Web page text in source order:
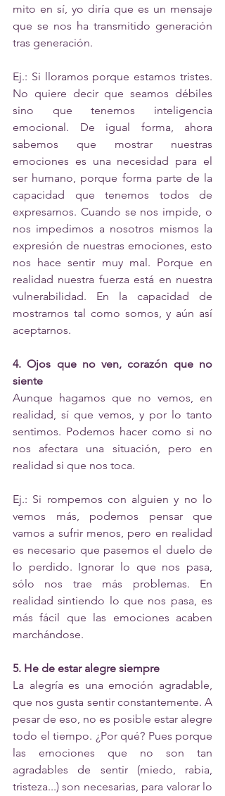
mito en sí, yo diría que es un mensaje
que se nos ha transmitido generación
tras generación.
Ej.: Si lloramos porque estamos tristes.
No quiere decir que seamos débiles
sino que tenemos inteligencia
emocional. De igual forma, ahora
sabemos que mostrar nuestras
emociones es una necesidad para el
ser humano, porque forma parte de la
capacidad que tenemos todos de
expresarnos. Cuando se nos impide, o
nos impedimos a nosotros mismos la
expresión de nuestras emociones, esto
nos hace sentir muy mal. Porque en
realidad nuestra fuerza está en nuestra
vulnerabilidad. En la capacidad de
mostrarnos tal como somos, y aún así
aceptarnos.
4. Ojos que no ven, corazón que no
siente
Aunque hagamos que no vemos, en
realidad, sí que vemos, y por lo tanto
sentimos. Podemos hacer como si no
nos afectara una situación, pero en
realidad si que nos toca.
Ej.: Si rompemos con alguien y no lo
vemos más, podemos pensar que
vamos a sufrir menos, pero en realidad
es necesario que pasemos el duelo de
lo perdido. Ignorar lo que nos pasa,
sólo nos trae más problemas. En
realidad sintiendo lo que nos pasa, es
más fácil que las emociones acaben
marchándose.
5. He de estar alegre siempre
La alegría es una emoción agradable,
que nos gusta sentir constantemente. A
pesar de eso, no es posible estar alegre
todo el tiempo. ¿Por qué? Pues porque
las emociones que no son tan
agradables de sentir (miedo, rabia,
tristeza...) son necesarias, para valorar lo